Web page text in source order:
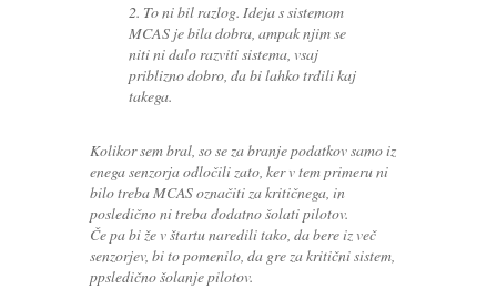
2. To ni bil razlog. Ideja s sistemom
MCAS je bila dobra, ampak njim se
niti ni dalo razviti sistema, vsaj
priblizno dobro, da bi lahko trdili kaj
takega.
Kolikor sem bral, so se za branje podatkov samo iz
enega senzorja odločili zato, ker v tem primeru ni
bilo treba MCAS označiti za kritičnega, in
posledično ni treba dodatno šolati pilotov.
Če pa bi že v štartu naredili tako, da bere iz več
senzorjev, bi to pomenilo, da gre za kritični sistem,
ppsledično šolanje pilotov.